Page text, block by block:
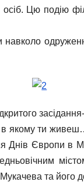
Цю подію
в якому ти
Днів Європи в
та його